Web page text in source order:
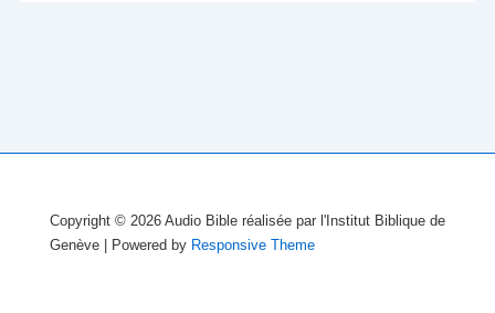
Copyright © 2026 Audio Bible réalisée par l'Institut Biblique de
Genève
| Powered by Responsive Theme